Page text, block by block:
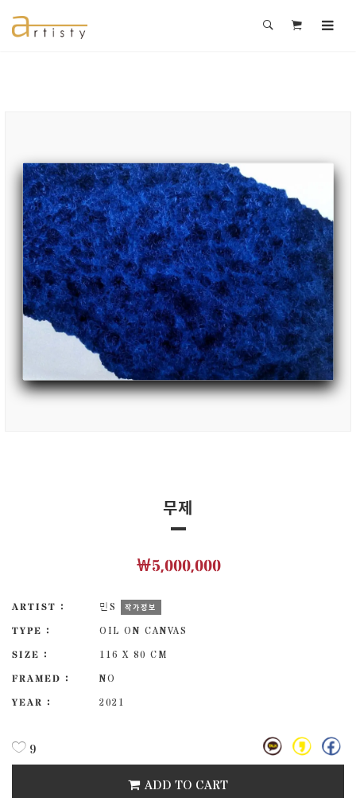
무제
￦5,000,000
ARTIST : 민S 작가정보
TYPE :
OIL ON CANVAS
SIZE :
116 X 80 CM
FRAMED :
NO
YEAR :
2021
9
ADD TO CART